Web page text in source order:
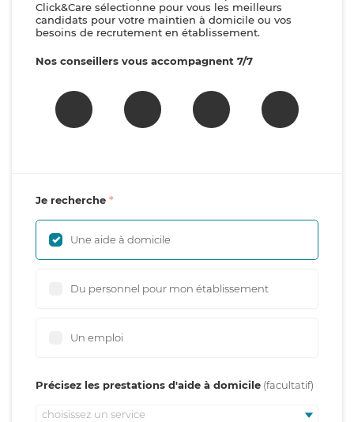
Click&Care sélectionne pour vous les meilleurs
candidats pour votre maintien à domicile ou vos
besoins de recrutement en établissement.
Nos conseillers vous accompagnent 7/7
Je recherche
Une aide à domicile
Du personnel pour mon établissement
Un emploi
Précisez les prestations d'aide à domicile
choisissez un service